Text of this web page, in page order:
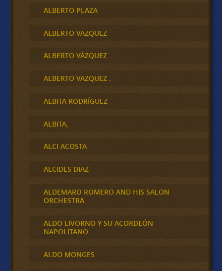
ALBERTO PLAZA
ALBERTO VAZQUEZ
ALBERTO VÁZQUEZ
ALBERTO VAZQUEZ .
ALBITA RODRÍGUEZ
ALBITA,
ALCI ACOSTA
ALCIDES DIAZ
ALDEMARO ROMERO AND HIS SALON
ORCHESTRA
ALDO LIVORNO Y SU ACORDEÓN
NAPOLITANO
ALDO MONGES